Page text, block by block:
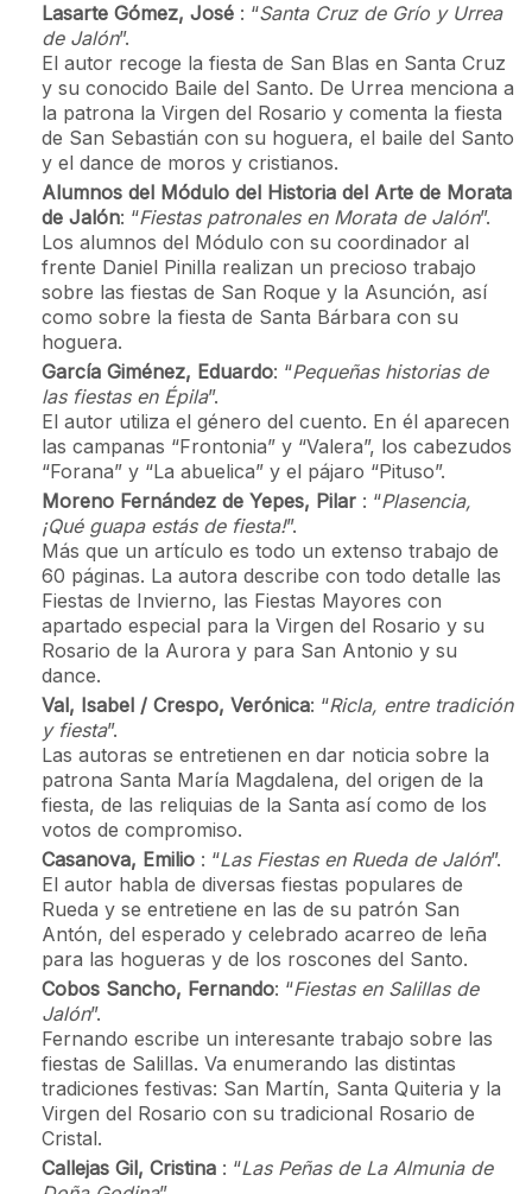
Lasarte Gómez, José : “Santa Cruz de Grío y Urrea
de Jalón”.
El autor recoge la fiesta de San Blas en Santa Cruz
y su conocido Baile del Santo. De Urrea menciona a
la patrona la Virgen del Rosario y comenta la fiesta
de San Sebastián con su hoguera, el baile del Santo
y el dance de moros y cristianos.
Alumnos del Módulo del Historia del Arte de Morata
de Jalón: “Fiestas patronales en Morata de Jalón”.
Los alumnos del Módulo con su coordinador al
frente Daniel Pinilla realizan un precioso trabajo
sobre las fiestas de San Roque y la Asunción, así
como sobre la fiesta de Santa Bárbara con su
hoguera.
García Giménez, Eduardo: “Pequeñas historias de
las fiestas en Épila”.
El autor utiliza el género del cuento. En él aparecen
las campanas “Frontonia” y “Valera”, los cabezudos
“Forana” y “La abuelica” y el pájaro “Pituso”.
Moreno Fernández de Yepes, Pilar : “Plasencia,
¡Qué guapa estás de fiesta!”.
Más que un artículo es todo un extenso trabajo de
60 páginas. La autora describe con todo detalle las
Fiestas de Invierno, las Fiestas Mayores con
apartado especial para la Virgen del Rosario y su
Rosario de la Aurora y para San Antonio y su
dance.
Val, Isabel / Crespo, Verónica: “Ricla, entre tradición
y fiesta”.
Las autoras se entretienen en dar noticia sobre la
patrona Santa María Magdalena, del origen de la
fiesta, de las reliquias de la Santa así como de los
votos de compromiso.
Casanova, Emilio : “Las Fiestas en Rueda de Jalón”.
El autor habla de diversas fiestas populares de
Rueda y se entretiene en las de su patrón San
Antón, del esperado y celebrado acarreo de leña
para las hogueras y de los roscones del Santo.
Cobos Sancho, Fernando: “Fiestas en Salillas de
Jalón”.
Fernando escribe un interesante trabajo sobre las
fiestas de Salillas. Va enumerando las distintas
tradiciones festivas: San Martín, Santa Quiteria y la
Virgen del Rosario con su tradicional Rosario de
Cristal.
Callejas Gil, Cristina : “Las Peñas de La Almunia de